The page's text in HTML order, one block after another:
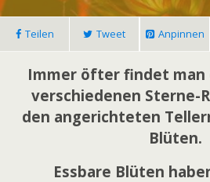
Teilen Tweet Anpinnen
Immer öfter findet man
verschiedenen Sterne-
den angerichteten
Blüten.
Essbare Blüten